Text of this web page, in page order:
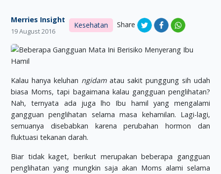
Merries Insight
19 August 2016
Kesehatan Share
Kalau hanya keluhan ngidamatau sakit punggung sih udah
biasa Moms, tapi bagaimana kalau gangguan penglihatan?
Nah, ternyata ada juga lho Ibu hamil yang mengalami
gangguan penglihatan selama masa kehamilan. Lagi-lagi,
semuanya disebabkan karena perubahan hormon dan
fluktuasi tekanan darah.
Biar tidak kaget, berikut merupakan beberapa gangguan
penglihatan yang mungkin saja akan Moms alami selama